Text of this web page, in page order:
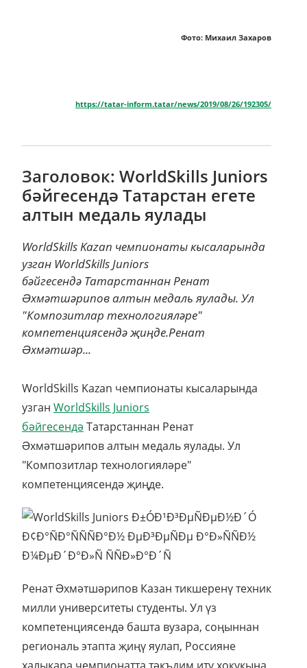
Фото: Михаил Захаров
https://tatar-inform.tatar/news/2019/08/26/192305/
Заголовок: WorldSkills Juniors
бәйгесендә Татарстан егете
алтын медаль яулады
WorldSkills Kazan чемпионаты кысаларында
узган WorldSkills Juniors
бәйгесендә Татарстаннан Ренат
Əхмәтшәрипов алтын медаль яулады. Ул
"Композитлар технологияләре"
компетенциясендә җиңде.Ренат
Əхмәтшәр...
WorldSkills Kazan чемпионаты кысаларында
узган WorldSkills Juniors
бәйгесендә Татарстаннан Ренат
Əхмәтшәрипов алтын медаль яулады. Ул
"Композитлар технологияләре"
компетенциясендә җиңде.
Ренат Əхмәтшәрипов Казан тикшеренү техник
милли университеты студенты. Ул үз
компетенциясендә башта вузара, соңыннан
региональ этапта җиңү яулап, Россияне